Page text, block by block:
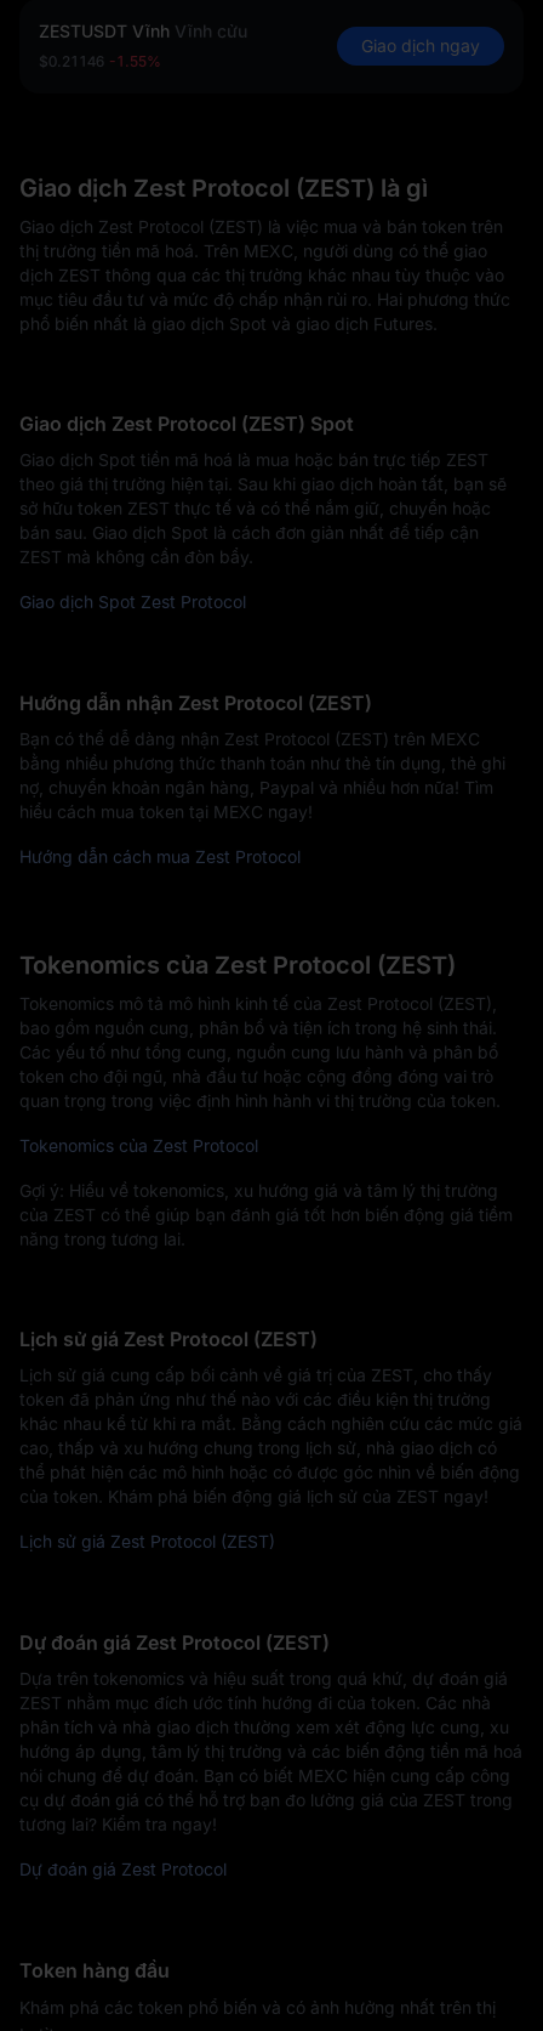
ZESTUSDT Vĩnh Vĩnh cửu
$0.21146 -1.55%
Giao dịch ngay
Giao dịch Zest Protocol (ZEST) là gì
Giao dịch Zest Protocol (ZEST) là việc mua và bán token trên
thị trường tiền mã hoá. Trên MEXC, người dùng có thể giao
dịch ZEST thông qua các thị trường khác nhau tùy thuộc vào
mục tiêu đầu tư và mức độ chấp nhận rủi ro. Hai phương thức
phổ biến nhất là giao dịch Spot và giao dịch Futures.
Giao dịch Zest Protocol (ZEST) Spot
Giao dịch Spot tiền mã hoá là mua hoặc bán trực tiếp ZEST
theo giá thị trường hiện tại. Sau khi giao dịch hoàn tất, bạn sẽ
sở hữu token ZEST thực tế và có thể nắm giữ, chuyển hoặc
bán sau. Giao dịch Spot là cách đơn giản nhất để tiếp cận
ZEST mà không cần đòn bẩy.
Giao dịch Spot Zest Protocol
Hướng dẫn nhận Zest Protocol (ZEST)
Bạn có thể dễ dàng nhận Zest Protocol (ZEST) trên MEXC
bằng nhiều phương thức thanh toán như thẻ tín dụng, thẻ ghi
nợ, chuyển khoản ngân hàng, Paypal và nhiều hơn nữa! Tìm
hiểu cách mua token tại MEXC ngay!
Hướng dẫn cách mua Zest Protocol
Tokenomics của Zest Protocol (ZEST)
Tokenomics mô tả mô hình kinh tế của Zest Protocol (ZEST),
bao gồm nguồn cung, phân bổ và tiện ích trong hệ sinh thái.
Các yếu tố như tổng cung, nguồn cung lưu hành và phân bổ
token cho đội ngũ, nhà đầu tư hoặc cộng đồng đóng vai trò
quan trọng trong việc định hình hành vi thị trường của token.
Tokenomics của Zest Protocol
Gợi ý: Hiểu về tokenomics, xu hướng giá và tâm lý thị trường
của ZEST có thể giúp bạn đánh giá tốt hơn biến động giá tiềm
năng trong tương lai.
Lịch sử giá Zest Protocol (ZEST)
Lịch sử giá cung cấp bối cảnh về giá trị của ZEST, cho thấy
token đã phản ứng như thế nào với các điều kiện thị trường
khác nhau kể từ khi ra mắt. Bằng cách nghiên cứu các mức giá
cao, thấp và xu hướng chung trong lịch sử, nhà giao dịch có
thể phát hiện các mô hình hoặc có được góc nhìn về biến động
của token. Khám phá biến động giá lịch sử của ZEST ngay!
Lịch sử giá Zest Protocol (ZEST)
Dự đoán giá Zest Protocol (ZEST)
Dựa trên tokenomics và hiệu suất trong quá khứ, dự đoán giá
ZEST nhằm mục đích ước tính hướng đi của token. Các nhà
phân tích và nhà giao dịch thường xem xét động lực cung, xu
hướng áp dụng, tâm lý thị trường và các biến động tiền mã hoá
nói chung để dự đoán. Bạn có biết MEXC hiện cung cấp công
cụ dự đoán giá có thể hỗ trợ bạn đo lường giá của ZEST trong
tương lai? Kiểm tra ngay!
Dự đoán giá Zest Protocol
Token hàng đầu
Khám phá các token phổ biến và có ảnh hưởng nhất trên thị